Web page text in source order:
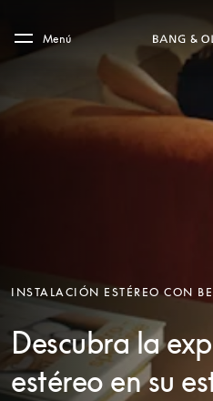
Skip to main footer
Menú
INSTALACIÓN ESTÉREO CON
Descubra la
estéreo en su